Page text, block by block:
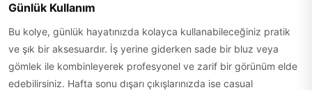
Günlük Kullanım
Bu kolye, günlük hayatınızda kolayca kullanabileceğiniz pratik
ve şık bir aksesuardır. İş yerine giderken sade bir bluz veya
gömlek ile kombinleyerek profesyonel ve zarif bir görünüm elde
edebilirsiniz. Hafta sonu dışarı çıkışlarınızda ise casual